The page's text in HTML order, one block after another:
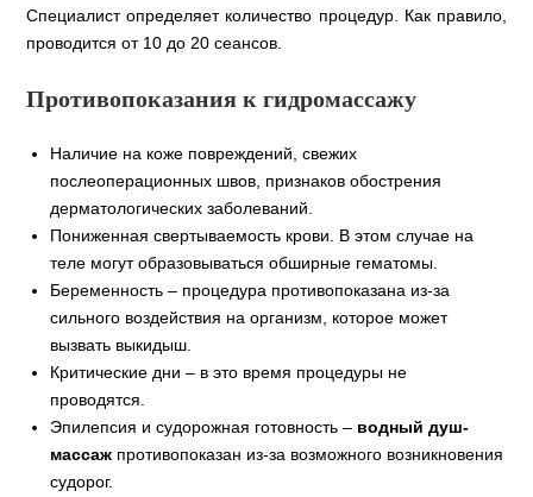
Специалист определяет количество процедур. Как правило,
проводится от 10 до 20 сеансов.
Противопоказания к гидромассажу
Наличие на коже повреждений, свежих
послеоперационных швов, признаков обострения
дерматологических заболеваний.
Пониженная свертываемость крови. В этом случае на
теле могут образовываться обширные гематомы.
Беременность – процедура противопоказана из-за
сильного воздействия на организм, которое может
вызвать выкидыш.
Критические дни – в это время процедуры не
проводятся.
Эпилепсия и судорожная готовность – водный душ-
массаж противопоказан из-за возможного возникновения
судорог.